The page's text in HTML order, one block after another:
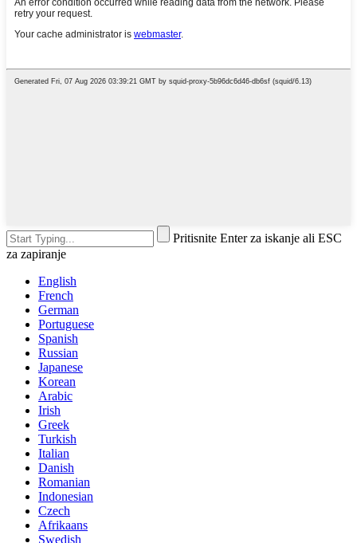
Pritisnite Enter za iskanje ali ESC
za zapiranje
English
French
German
Portuguese
Spanish
Russian
Japanese
Korean
Arabic
Irish
Greek
Turkish
Italian
Danish
Romanian
Indonesian
Czech
Afrikaans
Swedish